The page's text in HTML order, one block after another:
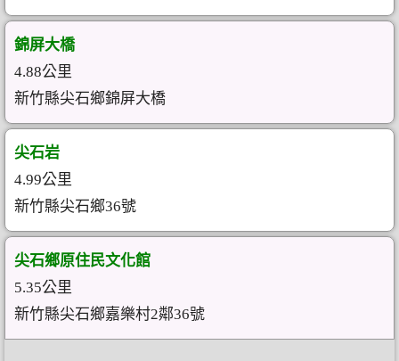
錦屏大橋
4.88公里
新竹縣尖石鄉錦屏大橋
尖石岩
4.99公里
新竹縣尖石鄉36號
尖石鄉原住民文化館
5.35公里
新竹縣尖石鄉嘉樂村2鄰36號